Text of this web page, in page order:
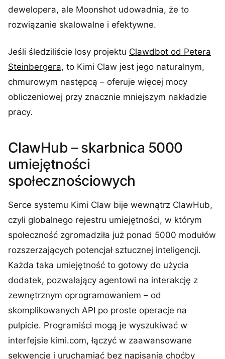
dewelopera, ale Moonshot udowadnia, że to
rozwiązanie skalowalne i efektywne.
Jeśli śledziliście losy projektu Clawdbot od Petera
Steinbergera, to Kimi Claw jest jego naturalnym,
chmurowym następcą – oferuje więcej mocy
obliczeniowej przy znacznie mniejszym nakładzie
pracy.
ClawHub – skarbnica 5000
umiejętności
społecznościowych
Serce systemu Kimi Claw bije wewnątrz ClawHub,
czyli globalnego rejestru umiejętności, w którym
społeczność zgromadziła już ponad 5000 modułów
rozszerzających potencjał sztucznej inteligencji.
Każda taka umiejętność to gotowy do użycia
dodatek, pozwalający agentowi na interakcję z
zewnętrznym oprogramowaniem – od
skomplikowanych API po proste operacje na
pulpicie. Programiści mogą je wyszukiwać w
interfejsie kimi.com, łączyć w zaawansowane
sekwencje i uruchamiać bez napisania choćby